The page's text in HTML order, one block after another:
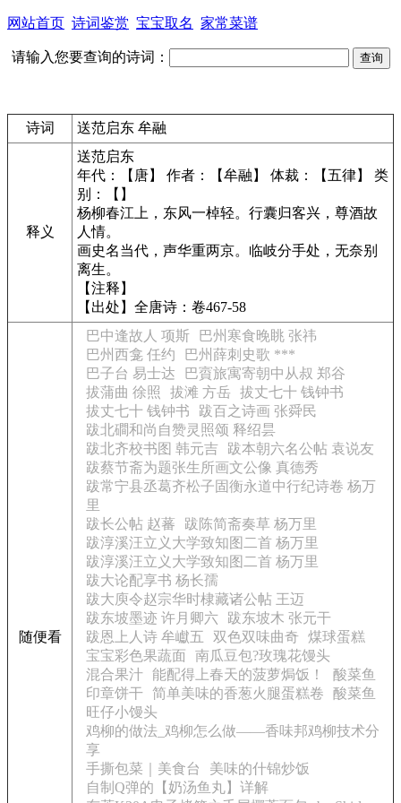
网站首页 诗词鉴赏 宝宝取名 家常菜谱
请输入您要查询的诗词：
诗词 送范启东 牟融
释义
送范启东
年代：【唐】 作者：【牟融】 体裁：【五律】 类
别：【】
杨柳春江上，东风一棹轻。行囊归客兴，尊酒故
人情。
画史名当代，声华重两京。临岐分手处，无奈别
离生。
【注释】
【出处】全唐诗：卷467-58
随便看
巴中逢故人 项斯
巴州寒食晚眺 张祎
巴州西龛 任约
巴州薛刺史歌 ***
巴子台 易士达
巴賨旅寓寄朝中从叔 郑谷
拔蒲曲 徐照
拔滩 方岳
拔丈七十 钱钟书
拔丈七十 钱钟书
跋百之诗画 张舜民
跋北磵和尚自赞灵照颂 释绍昙
跋北齐校书图 韩元吉
跋本朝六名公帖 袁说友
跋蔡节斋为题张生所画文公像 真德秀
跋常宁县丞葛齐松子固衡永道中行纪诗卷 杨万
里
跋长公帖 赵蕃
跋陈简斋奏草 杨万里
跋淳溪汪立义大学致知图二首 杨万里
跋淳溪汪立义大学致知图二首 杨万里
跋大论配享书 杨长孺
跋大庾令赵宗华时棣藏诸公帖 王迈
跋东坡墨迹 许月卿六
跋东坡木 张元干
跋恩上人诗 牟巘五
双色双味曲奇
煤球蛋糕
宝宝彩色果蔬面
南瓜豆包?玫瑰花馒头
混合果汁 能配得上春天的菠萝焗饭！
酸菜鱼
印章饼干
简单美味的香葱火腿蛋糕卷
酸菜鱼
旺仔小馒头
鸡柳的做法_鸡柳怎么做——香味邦鸡柳技术分
享
手撕包菜｜美食台
美味的什锦炒饭
自制Q弹的【奶汤鱼丸】详解